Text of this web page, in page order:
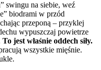
swingu na siebie, weź
biodrami w przód
przeponą – przyklej
wypuszczaj powietrze
To jest właśnie oddech siły.
wszystkie mięśnie.